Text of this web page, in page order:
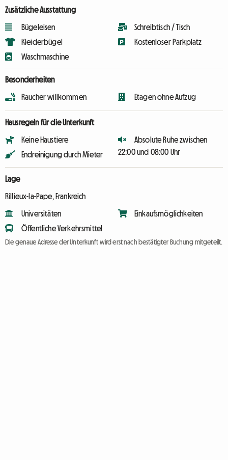
Zusätzliche Ausstattung
Bügeleisen
Kleiderbügel
Waschmaschine
Schreibtisch / Tisch
Kostenloser Parkplatz
Besonderheiten
Raucher willkommen Etagen ohne Aufzug
Hausregeln für die Unterkunft
Keine Haustiere
Endreinigung durch Mieter
Absolute Ruhe zwischen
22:00 und 08:00 Uhr
Lage
Rillieux-la-Pape, Frankreich
Universitäten
Öffentliche Verkehrsmittel
Einkaufsmöglichkeiten
Die genaue Adresse der Unterkunft wird erst nach bestätigter Buchung mitgeteilt.